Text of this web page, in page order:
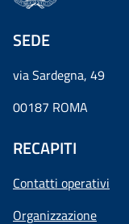
SEDE
via Sardegna, 49
00187 ROMA
RECAPITI
Contatti operativi
Organizzazione